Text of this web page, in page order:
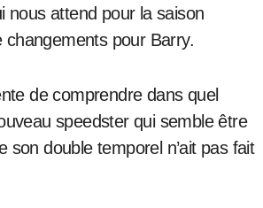
nous attend pour la saison
changements pour Barry.
de comprendre dans quel
speedster qui semble être
double temporel n’ait pas fait